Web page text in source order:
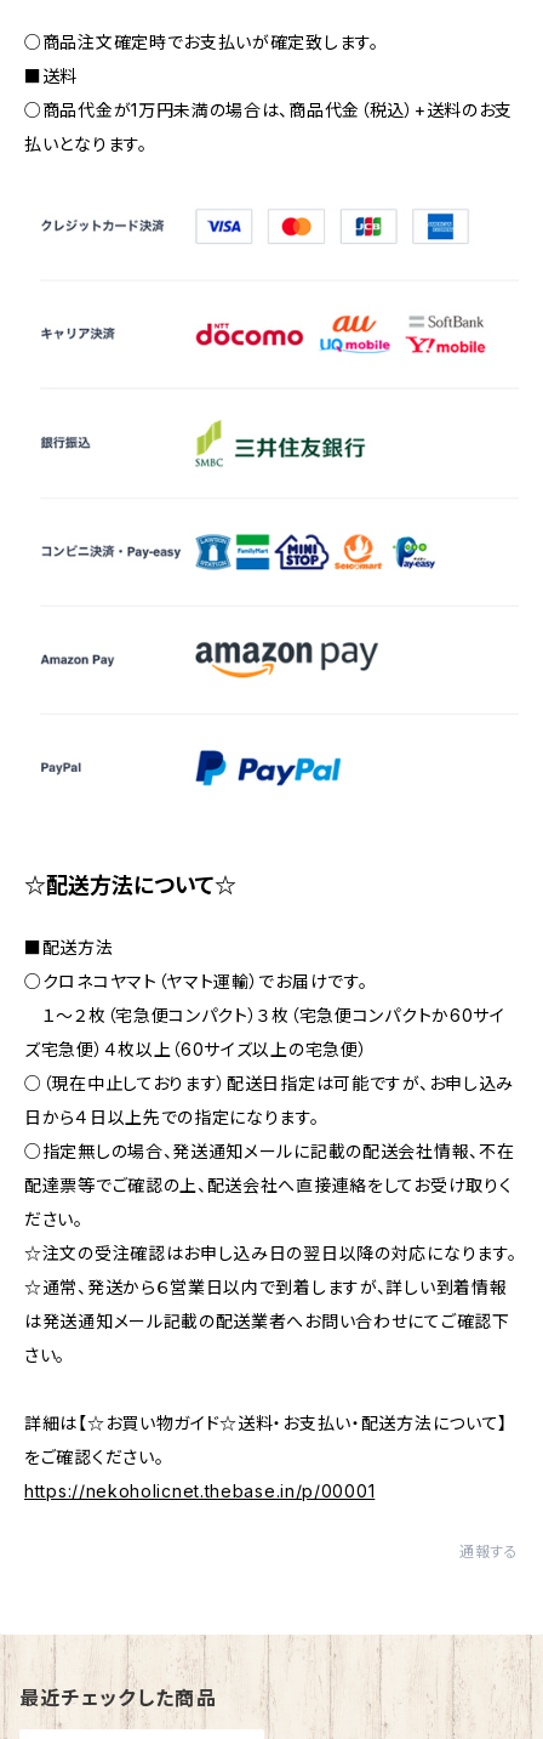
○商品注文確定時でお支払いが確定致します。
■送料
○商品代金が1万円未満の場合は、商品代金（税込）+送料のお支
払いとなります。
☆配送方法について☆
■配送方法
○クロネコヤマト（ヤマト運輸）でお届けです。
１〜２枚（宅急便コンパクト）３枚（宅急便コンパクトか60サイ
ズ宅急便）４枚以上（60サイズ以上の宅急便）
○（現在中止しております）配送日指定は可能ですが、お申し込み
日から４日以上先での指定になります。
○指定無しの場合、発送通知メールに記載の配送会社情報、不在
配達票等でご確認の上、配送会社へ直接連絡をしてお受け取りく
ださい。
☆注文の受注確認はお申し込み日の翌日以降の対応になります。
☆通常、発送から６営業日以内で到着しますが、詳しい到着情報
は発送通知メール記載の配送業者へお問い合わせにてご確認下
さい。
詳細は【☆お買い物ガイド☆送料・お支払い・配送方法について】
をご確認ください。
https://nekoholicnet.thebase.in/p/00001
通報する
最近チェックした商品